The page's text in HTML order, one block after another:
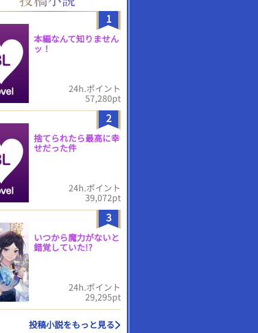
1
本編なんて知りません
ッ！
24h.ポイント
57,280pt
2
捨てられたら最高に幸
せだった件
24h.ポイント
39,072pt
3
いつから魔力がないと
錯覚していた!?
24h.ポイント
29,295pt
投稿小説をもっと見る